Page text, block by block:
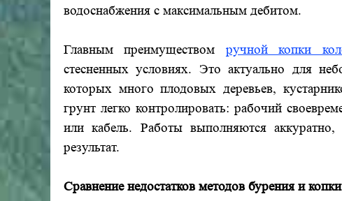
водоснабжения с максимальным дебитом.
Главным преимуществом ручной копки
стесненных условиях. Это актуально для
которых много плодовых деревьев,
грунт легко контролировать: рабочий
или кабель. Работы выполняются аккуратно,
результат.
Сравнение недостатков методов бурения и копки